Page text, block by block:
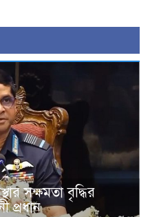
সক্ষমতা বৃদ্ধির
প্রধান